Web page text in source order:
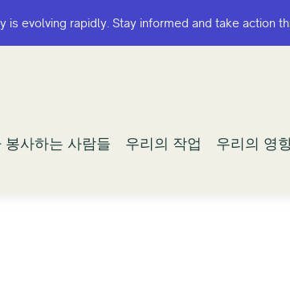
is evolving rapidly. Stay informed and take action
봉사하는 사람들 우리의 작업 우리의 영
is evolving rapidly. Stay informed and take action
봉사하는 사람들 우리의 작업 우리의 영